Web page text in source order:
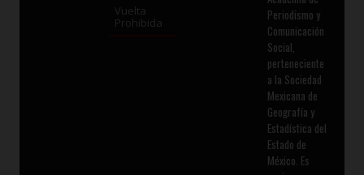
Vuelta
Prohibida
Periodismo y
Comunicación
Social,
perteneciente
a la Sociedad
Mexicana de
Geografía y
Estadística del
Estado de
México. Es